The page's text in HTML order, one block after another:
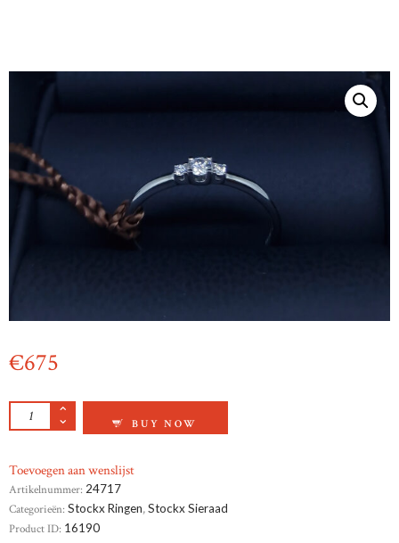
€675
14KRT WITGOUDEN BRILJANTEN RING
BUY NOW
Toevoegen aan wenslijst
Artikelnummer: 24717
Categorieën: Stockx Ringen,Stockx Sieraad
Product ID: 16190